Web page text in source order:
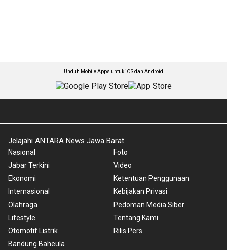
Unduh Mobile Apps untuk iOS dan Android
Jelajahi ANTARA News Jawa Barat
Nasional
Jabar Terkini
Ekonomi
Internasional
Olahraga
Lifestyle
Otomotif Listrik
Bandung Baheula
Foto
Video
Ketentuan Penggunaan
Kebijakan Privasi
Pedoman Media Siber
Tentang Kami
Rilis Pers